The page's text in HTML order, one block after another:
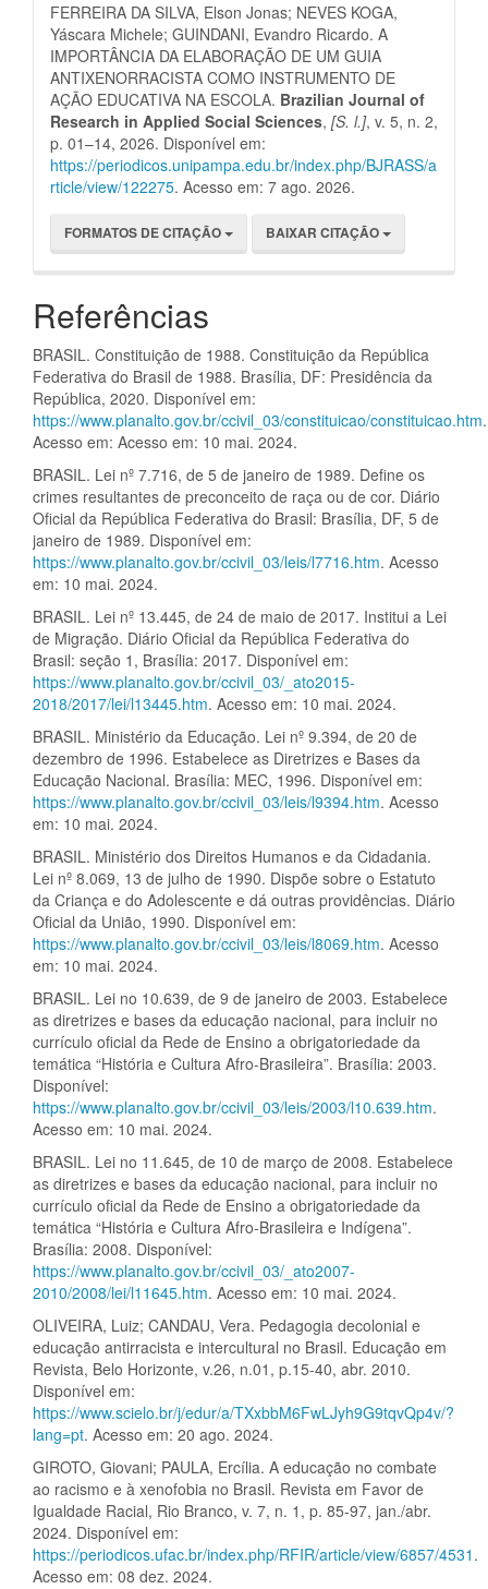
FERREIRA DA SILVA, Elson Jonas; NEVES KOGA,
Yáscara Michele; GUINDANI, Evandro Ricardo. A
IMPORTÂNCIA DA ELABORAÇÃO DE UM GUIA
ANTIXENORRACISTA COMO INSTRUMENTO DE
AÇÃO EDUCATIVA NA ESCOLA. Brazilian Journal of
Research in Applied Social Sciences, [S. l.], v. 5, n. 2,
p. 01–14, 2026. Disponível em:
https://periodicos.unipampa.edu.br/index.php/BJRASS/a
rticle/view/122275. Acesso em: 7 ago. 2026.
FORMATOS DE CITAÇÃO BAIXAR CITAÇÃO
Referências
BRASIL. Constituição de 1988. Constituição da República
Federativa do Brasil de 1988. Brasília, DF: Presidência da
República, 2020. Disponível em:
https://www.planalto.gov.br/ccivil_03/constituicao/constituicao.htm.
Acesso em: Acesso em: 10 mai. 2024.
BRASIL. Lei nº 7.716, de 5 de janeiro de 1989. Define os
crimes resultantes de preconceito de raça ou de cor. Diário
Oficial da República Federativa do Brasil: Brasília, DF, 5 de
janeiro de 1989. Disponível em:
https://www.planalto.gov.br/ccivil_03/leis/l7716.htm. Acesso
em: 10 mai. 2024.
BRASIL. Lei nº 13.445, de 24 de maio de 2017. Institui a Lei
de Migração. Diário Oficial da República Federativa do
Brasil: seção 1, Brasília: 2017. Disponível em:
https://www.planalto.gov.br/ccivil_03/_ato2015-
2018/2017/lei/l13445.htm. Acesso em: 10 mai. 2024.
BRASIL. Ministério da Educação. Lei nº 9.394, de 20 de
dezembro de 1996. Estabelece as Diretrizes e Bases da
Educação Nacional. Brasília: MEC, 1996. Disponível em:
https://www.planalto.gov.br/ccivil_03/leis/l9394.htm. Acesso
em: 10 mai. 2024.
BRASIL. Ministério dos Direitos Humanos e da Cidadania.
Lei nº 8.069, 13 de julho de 1990. Dispõe sobre o Estatuto
da Criança e do Adolescente e dá outras providências. Diário
Oficial da União, 1990. Disponível em:
https://www.planalto.gov.br/ccivil_03/leis/l8069.htm. Acesso
em: 10 mai. 2024.
BRASIL. Lei no 10.639, de 9 de janeiro de 2003. Estabelece
as diretrizes e bases da educação nacional, para incluir no
currículo oficial da Rede de Ensino a obrigatoriedade da
temática “História e Cultura Afro-Brasileira”. Brasília: 2003.
Disponível:
https://www.planalto.gov.br/ccivil_03/leis/2003/l10.639.htm.
Acesso em: 10 mai. 2024.
BRASIL. Lei no 11.645, de 10 de março de 2008. Estabelece
as diretrizes e bases da educação nacional, para incluir no
currículo oficial da Rede de Ensino a obrigatoriedade da
temática “História e Cultura Afro-Brasileira e Indígena”.
Brasília: 2008. Disponível:
https://www.planalto.gov.br/ccivil_03/_ato2007-
2010/2008/lei/l11645.htm. Acesso em: 10 mai. 2024.
OLIVEIRA, Luiz; CANDAU, Vera. Pedagogia decolonial e
educação antirracista e intercultural no Brasil. Educação em
Revista, Belo Horizonte, v.26, n.01, p.15-40, abr. 2010.
Disponível em:
https://www.scielo.br/j/edur/a/TXxbbM6FwLJyh9G9tqvQp4v/?
lang=pt. Acesso em: 20 ago. 2024.
GIROTO, Giovani; PAULA, Ercília. A educação no combate
ao racismo e à xenofobia no Brasil. Revista em Favor de
Igualdade Racial, Rio Branco, v. 7, n. 1, p. 85-97, jan./abr.
2024. Disponível em:
https://periodicos.ufac.br/index.php/RFIR/article/view/6857/4531 .
Acesso em: 08 dez. 2024.